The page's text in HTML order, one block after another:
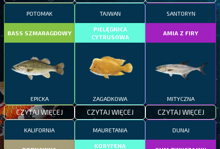
POTOMAK
BASS SZMARAGDOWY
EPICKA
CZYTAJ WIĘCEJ
TAJWAN
PIELĘGNICA
CYTRUSOWA
ZAGADKOWA
CZYTAJ WIĘCEJ
SANTORYN
AMIA Z FIRY
MITYCZNA
CZYTAJ WIĘCEJ
KALIFORNIA MAURETANIA
KORYFENA
DUNAJ